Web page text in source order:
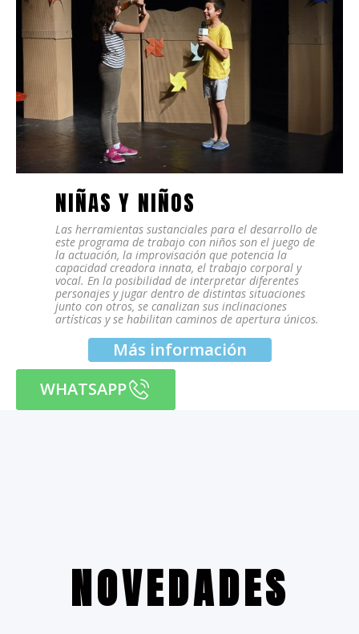
NIÑAS Y NIÑOS
Las herramientas sustanciales para el desarrollo de
este programa de trabajo con niños son el juego de
la actuación, la improvisación que potencia la
capacidad creadora innata, el trabajo corporal y
vocal. En la posibilidad de interpretar diferentes
personajes y jugar dentro de distintas situaciones
junto con otros, se canalizan sus inclinaciones
artísticas y se habilitan caminos de apertura únicos.
Más información
WHATSAPP
NOVEDADES